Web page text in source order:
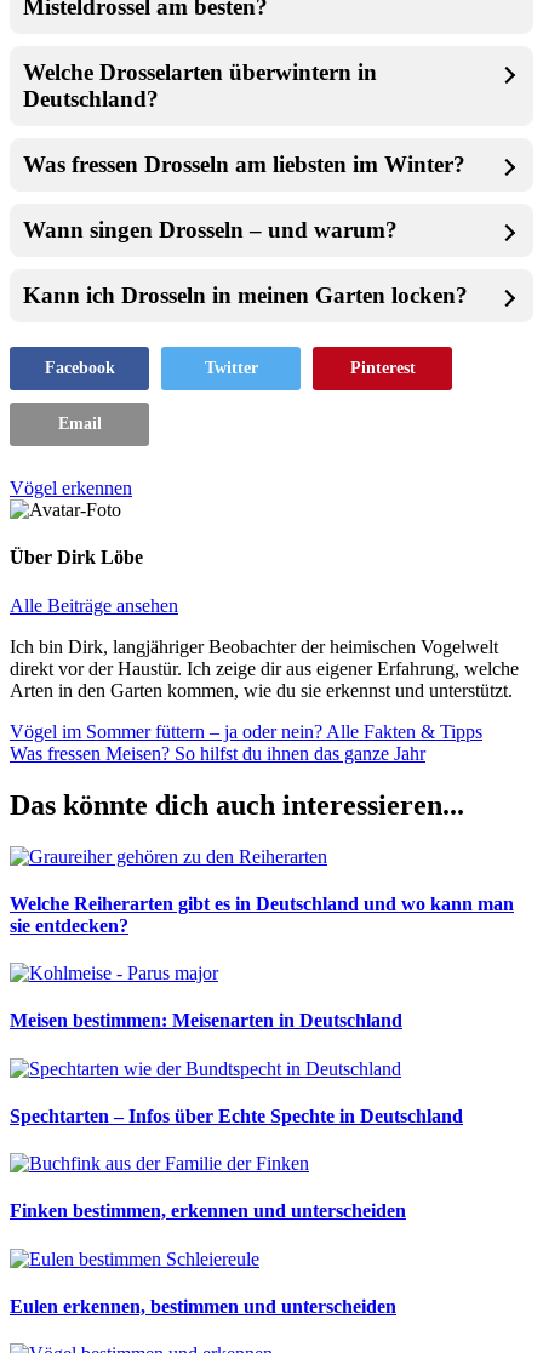
Misteldrossel am besten?
Welche Drosselarten überwintern in
Deutschland?
Was fressen Drosseln am liebsten im Winter?
Wann singen Drosseln – und warum?
Kann ich Drosseln in meinen Garten locken?
Facebook Twitter Pinterest
Email
Vögel erkennen
Über Dirk Löbe
Alle Beiträge ansehen
Ich bin Dirk, langjähriger Beobachter der heimischen Vogelwelt
direkt vor der Haustür. Ich zeige dir aus eigener Erfahrung, welche
Arten in den Garten kommen, wie du sie erkennst und unterstützt.
Beitragsnavigation
Vorheriger
Beitrag:
Vögel im Sommer füttern – ja oder nein? Alle Fakten & Tipps
Nächster
Was fressen Meisen? So hilfst du ihnen das ganze Jahr
Das könnte dich auch interessieren...
Welche Reiherarten gibt es in Deutschland und wo kann man
sie entdecken?
Meisen bestimmen: Meisenarten in Deutschland
Spechtarten – Infos über Echte Spechte in Deutschland
Finken bestimmen, erkennen und unterscheiden
Eulen erkennen, bestimmen und unterscheiden